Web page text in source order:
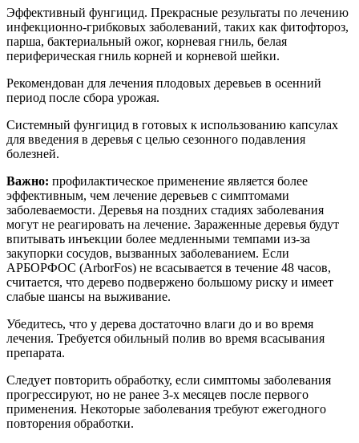
Эффективный фунгицид. Прекрасные результаты по лечению
инфекционно-грибковых заболеваний, таких как фитофтороз,
парша, бактериальный ожог, корневая гниль, белая
периферическая гниль корней и корневой шейки.
Рекомендован для лечения плодовых деревьев в осенний
период после сбора урожая.
Системный фунгицид в готовых к использованию капсулах
для введения в деревья с целью сезонного подавления
болезней.
Важно: профилактическое применение является более
эффективным, чем лечение деревьев с симптомами
заболеваемости. Деревья на поздних стадиях заболевания
могут не реагировать на лечение. Зараженные деревья будут
впитывать инъекции более медленными темпами из-за
закупорки сосудов, вызванных заболеванием. Если
АРБОРФОС (ArborFos) не всасывается в течение 48 часов,
считается, что дерево подвержено большому риску и имеет
слабые шансы на выживание.
Убедитесь, что у дерева достаточно влаги до и во время
лечения. Требуется обильный полив во время всасывания
препарата.
Следует повторить обработку, если симптомы заболевания
прогрессируют, но не ранее 3-х месяцев после первого
применения. Некоторые заболевания требуют ежегодного
повторения обработки.